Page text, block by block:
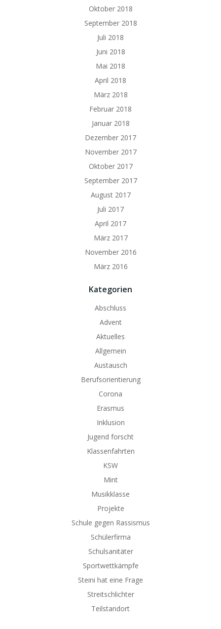
Oktober 2018
September 2018
Juli 2018
Juni 2018
Mai 2018
April 2018
März 2018
Februar 2018
Januar 2018
Dezember 2017
November 2017
Oktober 2017
September 2017
August 2017
Juli 2017
April 2017
März 2017
November 2016
März 2016
Kategorien
Abschluss
Advent
Aktuelles
Allgemein
Austausch
Berufsorientierung
Corona
Erasmus
Inklusion
Jugend forscht
Klassenfahrten
KSW
Mint
Musikklasse
Projekte
Schule gegen Rassismus
Schülerfirma
Schulsanitäter
Sportwettkämpfe
Steini hat eine Frage
Streitschlichter
Teilstandort